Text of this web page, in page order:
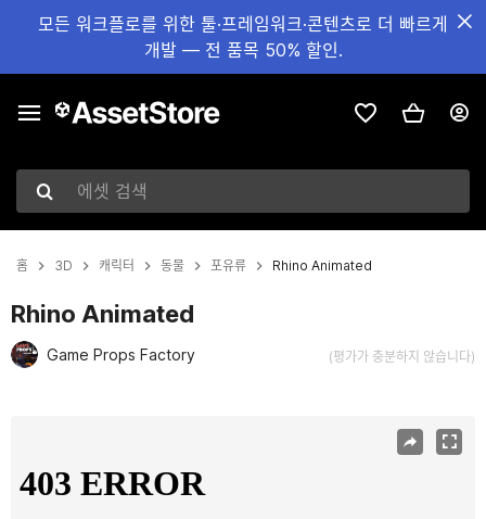
모든 워크플로를 위한 툴·프레임워크·콘텐츠로 더 빠르게
개발 — 전 품목 50% 할인.
에셋 검색
홈 3D 캐릭터 동물 포유류 Rhino Animated
Rhino Animated
Game Props Factory (평가가 충분하지 않습니다)